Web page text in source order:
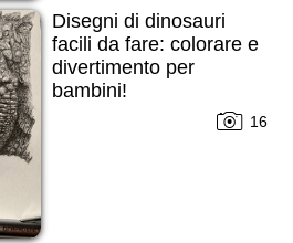
Disegni di dinosauri
facili da fare: colorare e
divertimento per
bambini!
16